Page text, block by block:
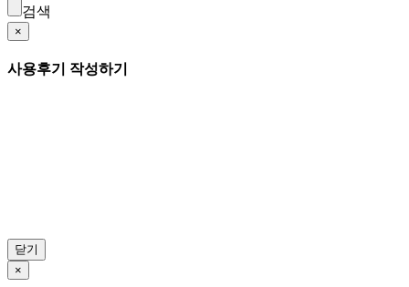
검색
×
사용후기 작성하기
닫기
×